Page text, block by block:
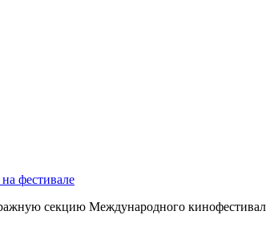
фестивале
секцию Международного